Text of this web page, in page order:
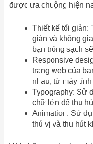
được ưa chuộng hiện
Thiết kế tối giản:
giản và không
bạn trông sạch
Responsive
trang web của
nhau, từ máy
Typography: Sử
chữ lớn để thu
Animation: Sử
thú vị và thu hút